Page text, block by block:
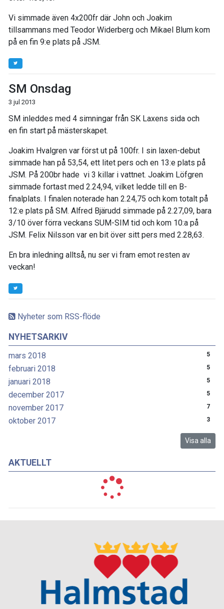
Nyheter som RSS-flöde
NYHETSARKIV
mars 2018 5
februari 2018 5
januari 2018 5
december 2017 5
november 2017 7
oktober 2017 3
Visa alla
AKTUELLT
Vi simmade även 4x200fr där John och Joakim
tillsammans med Teodor Widerberg och Mikael Blum kom
på en fin 9:e plats på JSM.
SM Onsdag
3 jul 2013
SM inleddes med 4 simningar från SK Laxens sida och
en fin start på mästerskapet.
Joakim Hvalgren var först ut på 100fr. I sin laxen-debut
simmade han på 53,54, ett litet pers och en 13:e plats på
JSM. På 200br hade vi 3 killar i vattnet. Joakim Löfgren
simmade fortast med 2.24,94, vilket ledde till en B-
finalplats. I finalen noterade han 2.24,75 och kom totalt på
12:e plats på SM. Alfred Bjärudd simmade på 2.27,09, bara
3/10 över förra veckans SUM-SIM tid och kom 10:a på
JSM. Felix Nilsson var en bit över sitt pers med 2.28,63.
En bra inledning alltså, nu ser vi fram emot resten av
veckan!